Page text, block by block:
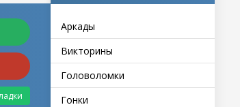
Аркады
Викторины
Головоломки
Гонки